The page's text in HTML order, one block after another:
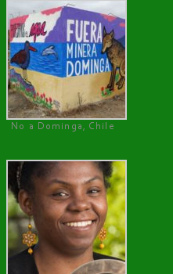
No a Dominga, Chile